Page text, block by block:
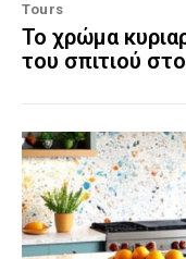
Tours
Το χρώμα
του σπιτιού